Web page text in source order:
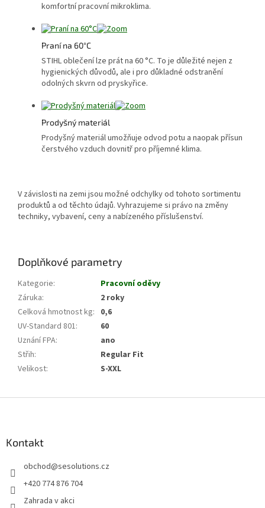
komfortní pracovní mikroklima.
Praní na 60°C
STIHL oblečení lze prát na 60 °C. To je důležité nejen z
hygienických důvodů, ale i pro důkladné odstranění
odolných skvrn od pryskyřice.
Prodyšný materiál
Prodyšný materiál umožňuje odvod potu a naopak přísun
čerstvého vzduch dovnitř pro příjemné klima.
V závislosti na zemi jsou možné odchylky od tohoto sortimentu
produktů a od těchto údajů. Vyhrazujeme si právo na změny
techniky, vybavení, ceny a nabízeného příslušenství.
Doplňkové parametry
Kategorie:
Pracovní oděvy
Záruka:
2 roky
Celková hmotnost kg: 0,6
UV-Standard 801:
60
Uznání FPA:
ano
Střih:
Regular Fit
Velikost: S-XXL
Kontakt
obchod@sesolutions.cz
+420 774 876 704
Zahrada v akci